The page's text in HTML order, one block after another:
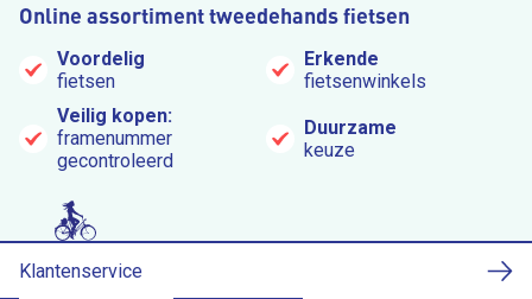
Online assortiment tweedehands fietsen
Voordelig
fietsen
Erkende
fietsenwinkels
Veilig kopen:
framenummer
gecontroleerd
Duurzame
keuze
Klantenservice